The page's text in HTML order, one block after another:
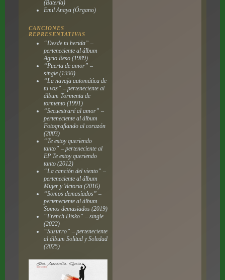
(Batería)
Emil Anaya (Órgano)
CANCIONES
REPRESENTATIVAS
“Desde tu herida” –
perteneciente al álbum
Agrio Beso(1989)
“Puerta de amor” –
single (1990)
“La navaja automática de
tu voz” – perteneciente al
álbum Tormenta de
tormento(1991)
“Secuestraré al amor” –
perteneciente al álbum
Fotografiando al corazón
(2003)
“Te estoy queriendo
tanto” – perteneciente al
EP Te estoy queriendo
tanto(2012)
“La canción del viento” –
perteneciente al álbum
Mujer y Victoria(2016)
“Somos demasiados” –
perteneciente al álbum
Somos demasiados(2019)
“French Disko” – single
(2022)
“Susurro” – perteneciente
al álbum Solitud y Soledad
(2025)